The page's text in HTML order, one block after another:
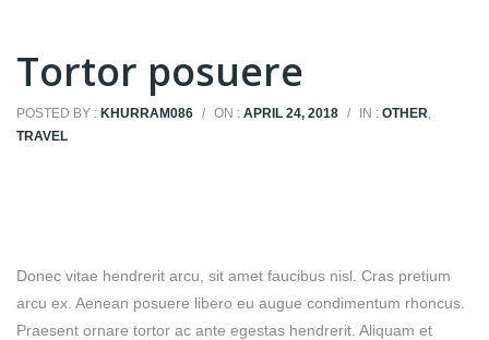
Tortor posuere
POSTED BY : KHURRAM086 / ON : APRIL 24, 2018 / IN : OTHER,
TRAVEL
Donec vitae hendrerit arcu, sit amet faucibus nisl. Cras pretium
arcu ex. Aenean posuere libero eu augue condimentum rhoncus.
Praesent ornare tortor ac ante egestas hendrerit. Aliquam et